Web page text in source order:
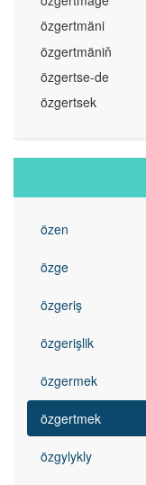
özgertmäni
özgertmäniň
özgertse-de
özgertsek
özen
özge
özgeriş
özgerişlik
özgermek
özgertmek
özgylykly